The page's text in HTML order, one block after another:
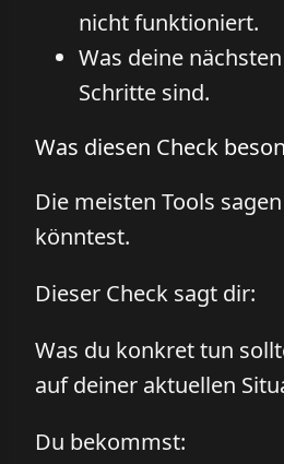
nicht funktioniert.
Was deine
Schritte sind.
Was diesen Check
Die meisten Tools
könntest.
Dieser Check sagt dir:
Was du konkret tun
auf deiner aktuellen
Du bekommst: